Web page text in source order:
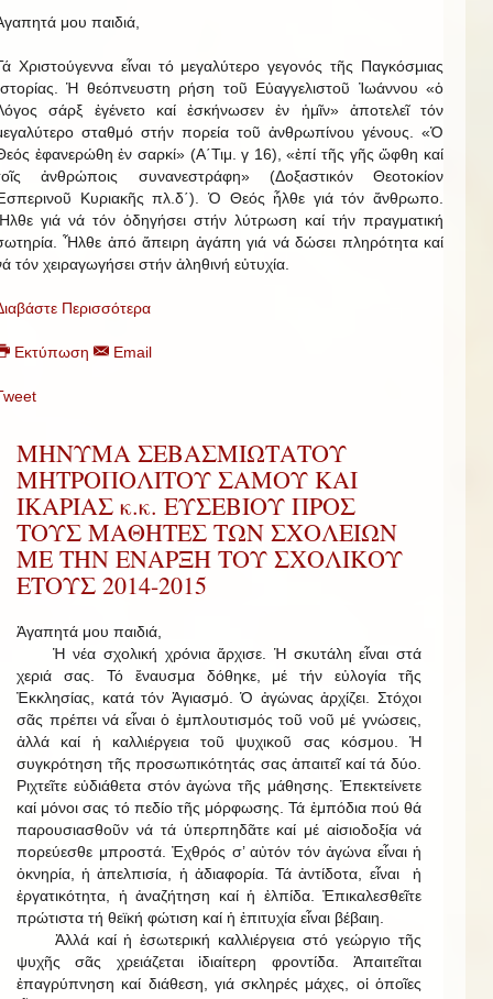
μου παιδιά,
Χριστούγεννα εἶναι τό μεγαλύτερο γεγονός τῆς Παγκόσμιας
Ἡ θεόπνευστη ρήση τοῦ Εὐαγγελιστοῦ Ἰωάννου «ὁ
σάρξ ἐγένετο καί ἐσκήνωσεν ἐν ἡμῖν» ἀποτελεῖ τόν
σταθμό στήν πορεία τοῦ ἀνθρωπίνου γένους. «Ὁ
ἐφανερώθη ἐν σαρκί» (Α΄Τιμ. γ 16), «ἐπί τῆς γῆς ὤφθη καί
ἀνθρώποις συνανεστράφη» (Δοξαστικόν Θεοτοκίον
Κυριακῆς πλ.δ΄). Ὁ Θεός ἦλθε γιά τόν ἄνθρωπο.
γιά νά τόν ὁδηγήσει στήν λύτρωση καί τήν πραγματική
Ἦλθε ἀπό ἄπειρη ἀγάπη γιά νά δώσει πληρότητα καί
τόν χειραγωγήσει στήν ἀληθινή εὐτυχία.
Περισσότερα
Εκτύπωση Email
ΜΗΝΥΜΑ ΣΕΒΑΣΜΙΩΤΑΤΟΥ
ΜΗΤΡΟΠΟΛΙΤΟΥ ΣΑΜΟΥ ΚΑΙ
ΙΚΑΡΙΑΣ κ.κ. ΕΥΣΕΒΙΟΥ ΠΡΟΣ
ΤΟΥΣ ΜΑΘΗΤΕΣ ΤΩΝ ΣΧΟΛΕΙΩΝ
ΜΕ ΤΗΝ ΕΝΑΡΞΗ ΤΟΥ ΣΧΟΛΙΚΟΥ
ΕΤΟΥΣ 2014-2015
Ἀγαπητά μου παιδιά,
Ἡ νέα σχολική χρόνια ἄρχισε. Ἡ σκυτάλη εἶναι στά
χεριά σας. Τό ἔναυσμα δόθηκε, μέ τήν εὐλογία τῆς
Ἐκκλησίας, κατά τόν Ἁγιασμό. Ὁ ἀγώνας ἀρχίζει. Στόχοι
σᾶς πρέπει νά εἶναι ὁ ἐμπλουτισμός τοῦ νοῦ μέ γνώσεις,
ἀλλά καί ἡ καλλιέργεια τοῦ ψυχικοῦ σας κόσμου. Ἡ
συγκρότηση τῆς προσωπικότητάς σας ἀπαιτεῖ καί τά δύο.
Ριχτεῖτε εὐδιάθετα στόν ἀγώνα τῆς μάθησης. Ἐπεκτείνετε
καί μόνοι σας τό πεδίο τῆς μόρφωσης. Τά ἐμπόδια πού θά
παρουσιασθοῦν νά τά ὑπερπηδᾶτε καί μέ αἰσιοδοξία νά
πορεύεσθε μπροστά. Ἐχθρός σ’ αὐτόν τόν ἀγώνα εἶναι ἡ
ὀκνηρία, ἡ ἀπελπισία, ἡ ἀδιαφορία. Τά ἀντίδοτα, εἶναι ἡ
ἐργατικότητα, ἡ ἀναζήτηση καί ἡ ἐλπίδα. Ἐπικαλεσθεῖτε
πρώτιστα τή θεϊκή φώτιση καί ἡ ἐπιτυχία εἶναι βέβαιη.
Ἀλλά καί ἡ ἐσωτερική καλλιέργεια στό γεώργιο τῆς
ψυχῆς σᾶς χρειάζεται ἰδιαίτερη φροντίδα. Ἀπαιτεῖται
ἐπαγρύπνηση καί διάθεση, γιά σκληρές μάχες, οἱ ὁποῖες